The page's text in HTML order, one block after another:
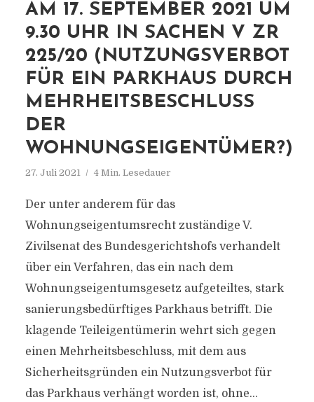
AM 17. SEPTEMBER 2021 UM
9.30 UHR IN SACHEN V ZR
225/20 (NUTZUNGSVERBOT
FÜR EIN PARKHAUS DURCH
MEHRHEITSBESCHLUSS
DER
WOHNUNGSEIGENTÜMER?)
27. Juli 2021 4 Min. Lesedauer
Der unter anderem für das
Wohnungseigentumsrecht zuständige V.
Zivilsenat des Bundesgerichtshofs verhandelt
über ein Verfahren, das ein nach dem
Wohnungseigentumsgesetz aufgeteiltes, stark
sanierungsbedürftiges Parkhaus betrifft. Die
klagende Teileigentümerin wehrt sich gegen
einen Mehrheitsbeschluss, mit dem aus
Sicherheitsgründen ein Nutzungsverbot für
das Parkhaus verhängt worden ist, ohne...